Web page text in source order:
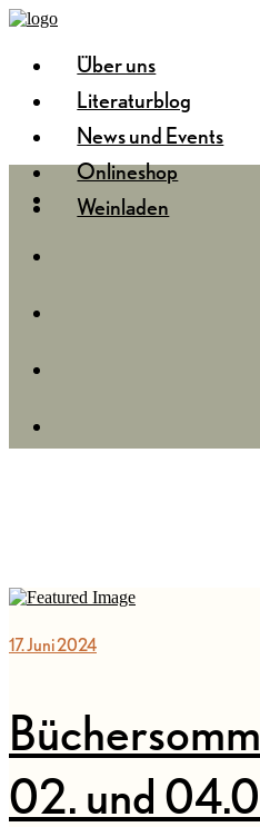
Über uns
Literaturblog
News und Events
Onlineshop
Weinladen
17. Juni 2024
02. und